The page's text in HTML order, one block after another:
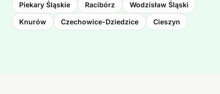
Piekary Śląskie Racibórz Wodzisław Śląski
Knurów Czechowice-Dziedzice Cieszyn